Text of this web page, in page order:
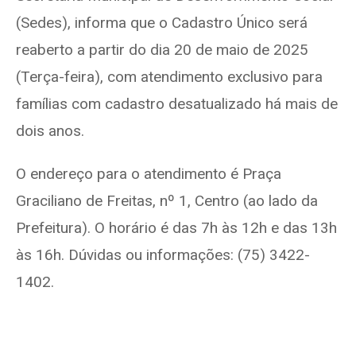
o
o
k
a
m
A
p
p
(Sedes), informa que o Cadastro Único será
reaberto a partir do dia 20 de maio de 2025
(Terça-feira), com atendimento exclusivo para
famílias com cadastro desatualizado há mais de
dois anos.
O endereço para o atendimento é Praça
Graciliano de Freitas, nº 1, Centro (ao lado da
Prefeitura). O horário é das 7h às 12h e das 13h
às 16h. Dúvidas ou informações: (75) 3422-
1402.